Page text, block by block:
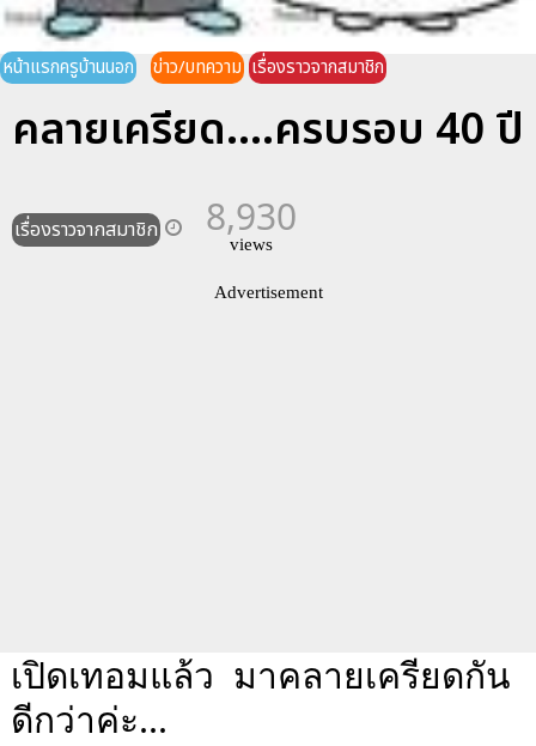
หน้าแรกครูบ้านนอก ข่าว/บทความ เรื่องราวจากสมาชิก
คลายเครียด....ครบรอบ 40 ปี
เรื่องราวจากสมาชิก 8,930
views
Advertisement
เปิดเทอมแล้ว มาคลายเครียดกัน
ดีกว่าค่ะ...